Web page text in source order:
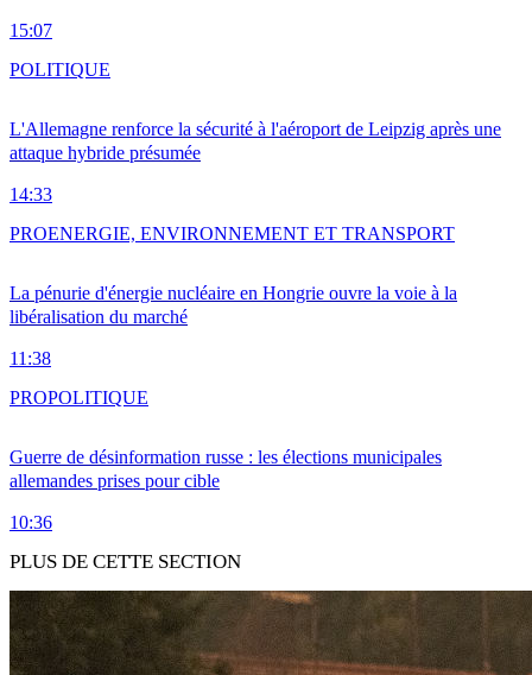
15:07
L'Allemagne renforce la sécurité à l'aéroport de Leipzig après une
attaque hybride présumée
14:33
POLITIQUE
La pénurie d'énergie nucléaire en Hongrie ouvre la voie à la
libéralisation du marché
11:38
PROENERGIE, ENVIRONNEMENT ET TRANSPORT
Guerre de désinformation russe : les élections municipales
allemandes prises pour cible
10:36
PROPOLITIQUE
PLUS DE CETTE SECTION